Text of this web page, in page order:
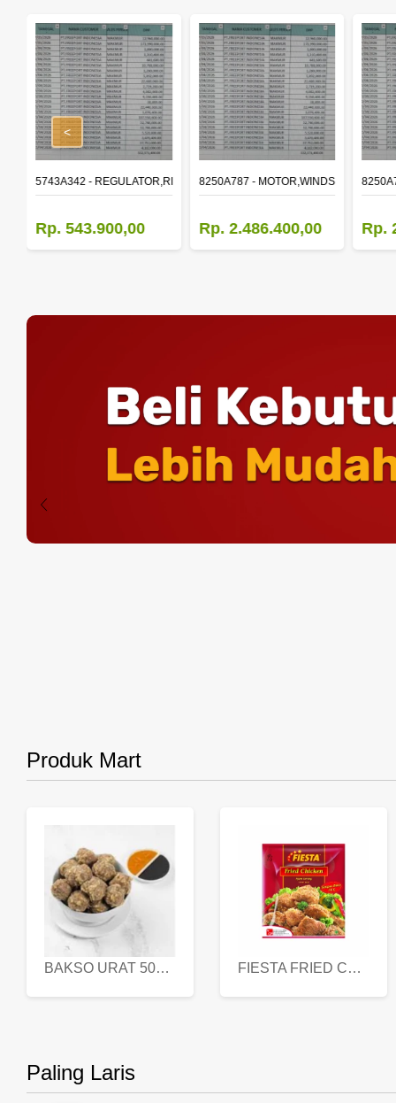
DOOR WINDOW,LH
5743A342 - REGULATOR,RR DOOR WINDOW,RH
Rp. 543.900,00
8250A787 - MOTOR,WINDSHIELD
Rp. 2.486.400,00 Rp.
<
Produk Mart
BAKSO URAT 500 GR FIESTA FRIED CHICKEN 500 GR
Paling Laris